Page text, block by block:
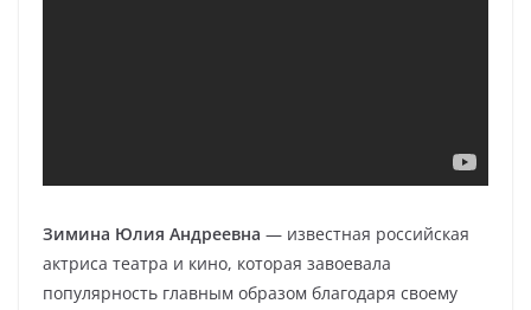
Зимина Юлия Андреевна — известная российская
актриса театра и кино, которая завоевала
популярность главным образом благодаря своему